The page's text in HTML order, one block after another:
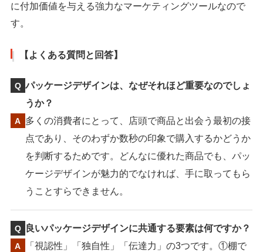
に付加価値を与える強力なマーケティングツールなので
す。
【よくある質問と回答】
パッケージデザインは、なぜそれほど重要なのでしょ
うか？
多くの消費者にとって、店頭で商品と出会う最初の接
点であり、そのわずか数秒の印象で購入するかどうか
を判断するためです。どんなに優れた商品でも、パッ
ケージデザインが魅力的でなければ、手に取ってもら
うことすらできません。
良いパッケージデザインに共通する要素は何ですか？
「視認性」「独自性」「伝達力」の3つです。①棚で